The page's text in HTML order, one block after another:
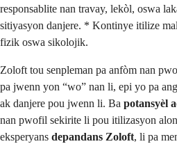
responsablite nan travay, lekòl, oswa
sitiyasyon danjere. * Kontinye itilize
fizik oswa sikolojik.
Zoloft tou senpleman pa anfòm nan
pa jwenn yon “wo” nan li, epi yo pa
ak danjere pou jwenn li. Ba potansyèl
nan pwofil sekirite li pou itilizasyon
eksperyans depandans Zoloft, li pa